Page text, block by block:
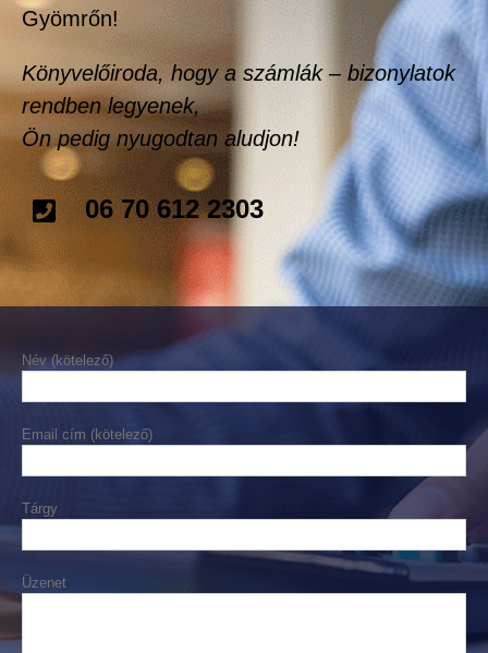
Gyömrőn!
Könyvelőiroda, hogy a számlák – bizonylatok
rendben legyenek,
Ön pedig nyugodtan aludjon!
06 70 612 2303
Név (kötelező)
Email cím (kötelező)
Tárgy
Üzenet